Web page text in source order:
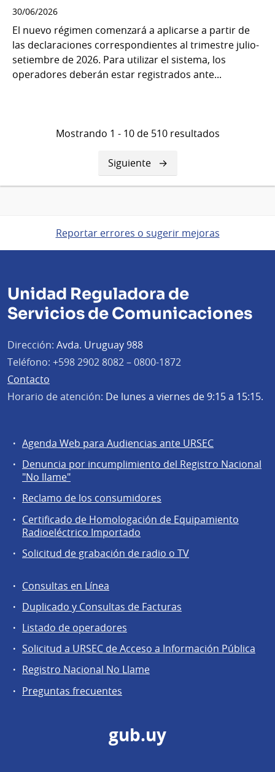
30/06/2026
El nuevo régimen comenzará a aplicarse a partir de
las declaraciones correspondientes al trimestre julio-
setiembre de 2026. Para utilizar el sistema, los
operadores deberán estar registrados ante...
Mostrando 1 - 10 de 510 resultados
Siguiente
página
Siguiente
Reportar errores o sugerir mejoras
Unidad Reguladora de
Servicios de Comunicaciones
Dirección: Avda. Uruguay 988
Teléfono: +598 2902 8082 – 0800-1872
Contacto
Horario de atención: De lunes a viernes de 9:15 a 15:15.
Servicios
comunidad
Agenda Web para Audiencias ante URSEC
Denuncia por incumplimiento del Registro Nacional
"No llame"
Reclamo de los consumidores
Certificado de Homologación de Equipamiento
Radioeléctrico Importado
Solicitud de grabación de radio o TV
Agentes
regulados
Consultas en Línea
Duplicado y Consultas de Facturas
Listado de operadores
Solicitud a URSEC de Acceso a Información Pública
Registro Nacional No Llame
Preguntas frecuentes
gub.uy